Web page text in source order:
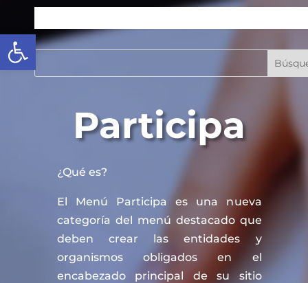
Abrir barra de herramientas
Participa
¿Qué es?
El Menú Participa es una nueva
categoría del menú destacado que
deben crear las entidades y
organismos obligados en el
encabezado principal de su sitio